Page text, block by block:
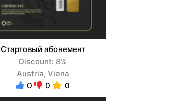
Стартовый абонемент
Discount: 8%
Austria, Viena
0
0 0